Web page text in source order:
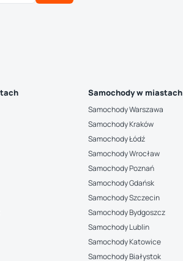
Samochody w miastach
Samochody Warszawa
Samochody Kraków
Samochody Łódź
Samochody Wrocław
Samochody Poznań
Samochody Gdańsk
Samochody Szczecin
Samochody Bydgoszcz
Samochody Lublin
Samochody Katowice
Samochody Białystok